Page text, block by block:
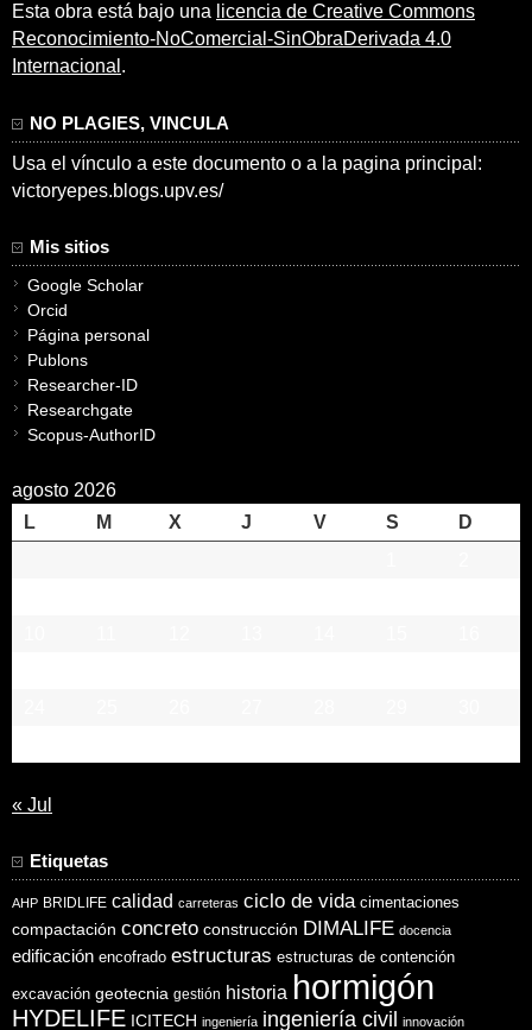
Esta obra está bajo una licencia de Creative Commons
Reconocimiento-NoComercial-SinObraDerivada 4.0
Internacional .
NO PLAGIES, VINCULA
Usa el vínculo a este documento o a la pagina principal:
victoryepes.blogs.upv.es/
Mis sitios
Google Scholar
Orcid
Página personal
Publons
Researcher-ID
Researchgate
Scopus-AuthorID
agosto 2026
L
M X J V S
D
« Jul
Etiquetas
AHP BRIDLIFE calidad carreteras ciclo de vida cimentaciones
compactación concreto construcción DIMALIFE docencia
edificación encofrado estructuras estructuras de contención
excavación geotecnia gestión historia hormigón
HYDELIFE ICITECH ingeniería ingeniería civil innovación